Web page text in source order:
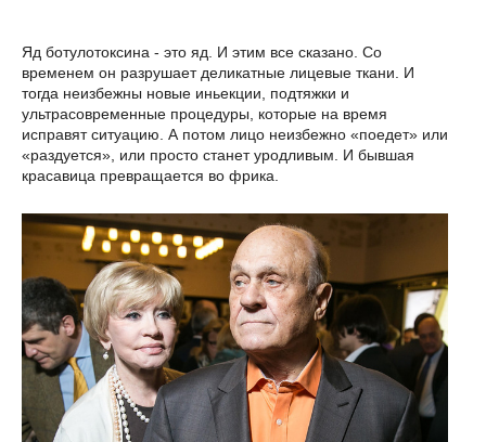
Яд ботулотоксина - это яд. И этим все сказано. Со
временем он разрушает деликатные лицевые ткани. И
тогда неизбежны новые иньекции, подтяжки и
ультрасовременные процедуры, которые на время
исправят ситуацию. А потом лицо неизбежно «поедет» или
«раздуется», или просто станет уродливым. И бывшая
красавица превращается во фрика.